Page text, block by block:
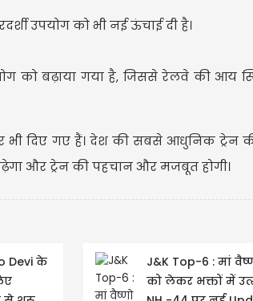
उपयोग को भी नई ऊंचाई दी है।
को बढ़ाया गया है, जिससे रेलवे की आय
भी दिए गए हैं। देश की सबसे आधुनिक ट्रेन
और ट्रेन की पहचान और मजबूत होगी।
Devi के
J&K Top-6 : मां
को लेकर भक्तों में